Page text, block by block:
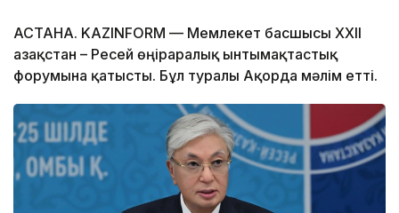
АСТАНА. KAZINFORM — Мемлекет басшысы XXII
Қазақстан – Ресей өңіраралық ынтымақтастық
форумына қатысты. Бұл туралы Ақорда мәлім етті.